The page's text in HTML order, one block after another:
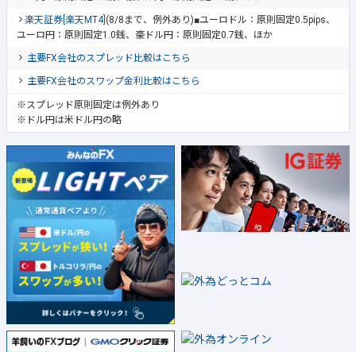
楽天証券[楽天MT4] (8/8まで、例外あり)■ユーロドル：原則固定0.5pips、
ユーロ円：原則固定1.0銭、豪ドル円：原則固定0.7銭、ほか
主要FX会社のスプレッド比較はこちら
主要FX会社のスワップ金利比較はこちら
※スプレッド原則固定は例外あり
※ドル円は米ドル円の略